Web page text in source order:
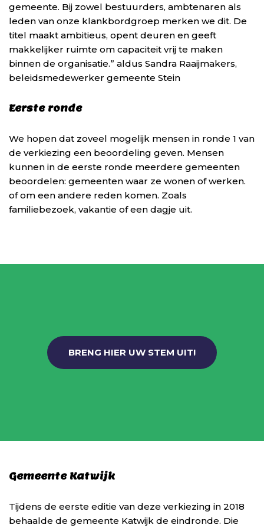
gemeente. Bij zowel bestuurders, ambtenaren als
leden van onze klankbordgroep merken we dit. De
titel maakt ambitieus, opent deuren en geeft
makkelijker ruimte om capaciteit vrij te maken
binnen de organisatie.” aldus Sandra Raaijmakers,
beleidsmedewerker gemeente Stein
Eerste ronde
We hopen dat zoveel mogelijk mensen in ronde 1 van
de verkiezing een beoordeling geven. Mensen
kunnen in de eerste ronde meerdere gemeenten
beoordelen: gemeenten waar ze wonen of werken.
of om een andere reden komen. Zoals
familiebezoek, vakantie of een dagje uit.
BRENG HIER UW STEM UIT!
Gemeente Katwijk
Tijdens de eerste editie van deze verkiezing in 2018
behaalde de gemeente Katwijk de eindronde. Die